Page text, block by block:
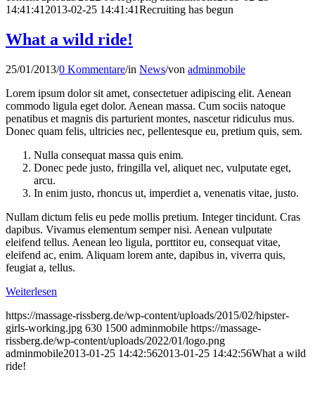
14:41:41 2013-02-25 14:41:41Recruiting has begun
What a wild ride!
25/01/2013/0 Kommentare/in News/von adminmobile
Lorem ipsum dolor sit amet, consectetuer adipiscing elit. Aenean
commodo ligula eget dolor. Aenean massa. Cum sociis natoque
penatibus et magnis dis parturient montes, nascetur ridiculus mus.
Donec quam felis, ultricies nec, pellentesque eu, pretium quis, sem.
Nulla consequat massa quis enim.
Donec pede justo, fringilla vel, aliquet nec, vulputate eget,
arcu.
In enim justo, rhoncus ut, imperdiet a, venenatis vitae, justo.
Nullam dictum felis eu pede mollis pretium. Integer tincidunt. Cras
dapibus. Vivamus elementum semper nisi. Aenean vulputate
eleifend tellus. Aenean leo ligula, porttitor eu, consequat vitae,
eleifend ac, enim. Aliquam lorem ante, dapibus in, viverra quis,
feugiat a, tellus.
Weiterlesen
https://massage-rissberg.de/wp-content/uploads/2015/02/hipster-
girls-working.jpg 630 1500 adminmobile https://massage-
rissberg.de/wp-content/uploads/2022/01/logo.png
adminmobile2013-01-25 14:42:562013-01-25 14:42:56What a wild
ride!